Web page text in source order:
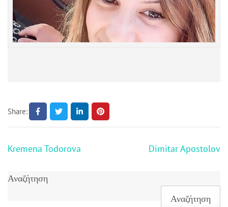
Share:
Πλοήγηση
Kremena Todorova Dimitar Apostolov
Αναζήτηση
Αναζήτηση